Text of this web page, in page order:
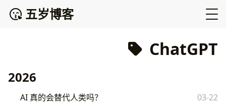
五岁博客
ChatGPT
2026
AI 真的会替代人类吗？ 03-22